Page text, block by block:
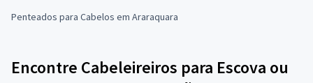
Penteados para Cabelos em Araraquara
Encontre Cabeleireiros para Escova ou